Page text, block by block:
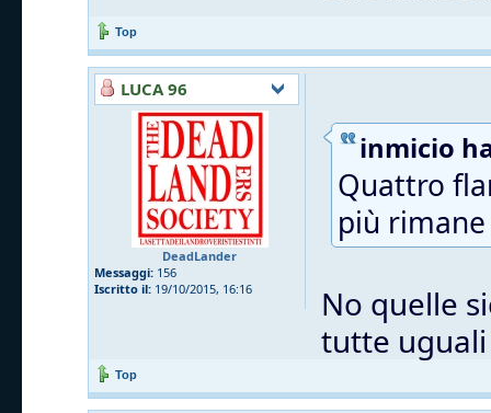
Top
LUCA 96
DeadLander
Messaggi: 156
Iscritto il: 19/10/2015, 16:16
inmicio
Quattro
più
No quelle
tutte uguali
Top